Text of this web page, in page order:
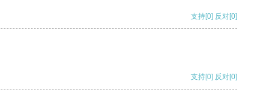
支持[0] 反对[0]
支持[0] 反对[0]